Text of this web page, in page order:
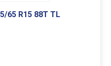
65 R15 88T TL